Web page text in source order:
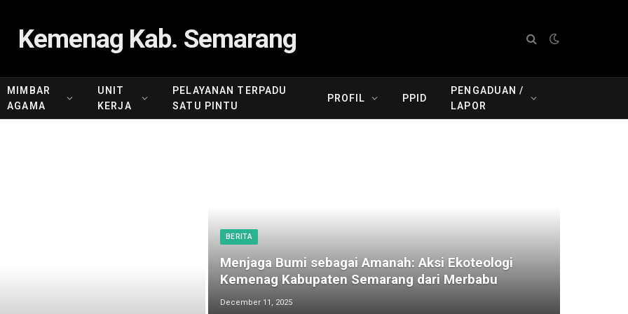
Kemenag Kab. Semarang
MIMBAR
AGAMA
UNIT
KERJA
PELAYANAN TERPADU
SATU PINTU
PROFIL PPID
PENGADUAN /
LAPOR
BERITA
Menjaga Bumi sebagai Amanah: Aksi Ekoteologi
Kemenag Kabupaten Semarang dari Merbabu
December 11, 2025